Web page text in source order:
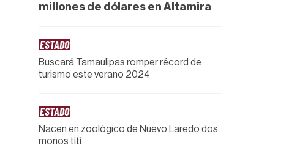
millones de dólares en Altamira
ESTADO
Buscará Tamaulipas romper récord de
turismo este verano 2024
ESTADO
Nacen en zoológico de Nuevo Laredo dos
monos tití